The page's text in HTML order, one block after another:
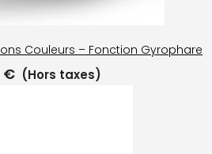
Couleurs – Fonction Gyrophare
€ (Hors taxes)